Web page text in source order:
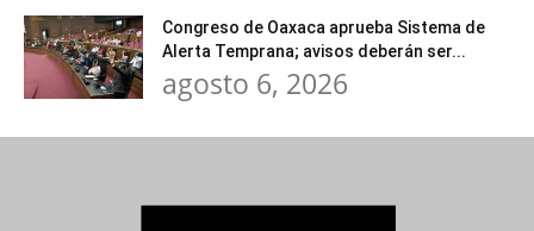
Congreso de Oaxaca aprueba Sistema de
Alerta Temprana; avisos deberán ser...
agosto 6, 2026